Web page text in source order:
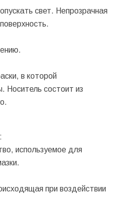
свет. Непрозрачная
в которой
Носитель состоит из
используемое для
при воздействии